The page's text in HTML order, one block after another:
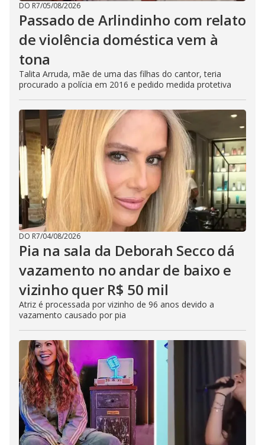
DO R7/05/08/2026
Passado de Arlindinho com relato
de violência doméstica vem à
tona
Talita Arruda, mãe de uma das filhas do cantor, teria
procurado a polícia em 2016 e pedido medida protetiva
DO R7/04/08/2026
Pia na sala da Deborah Secco dá
vazamento no andar de baixo e
vizinho quer R$ 50 mil
Atriz é processada por vizinho de 96 anos devido a
vazamento causado por pia